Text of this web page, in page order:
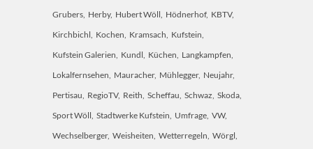
Grubers Herby Hubert Wöll Hödnerhof KBTV
Kirchbichl Kochen Kramsach Kufstein
Kufstein Galerien Kundl Küchen Langkampfen
Lokalfernsehen Mauracher Mühlegger Neujahr
Pertisau RegioTV Reith Scheffau Schwaz Skoda
Sport Wöll Stadtwerke Kufstein Umfrage VW
Wechselberger Weisheiten Wetterregeln Wörgl